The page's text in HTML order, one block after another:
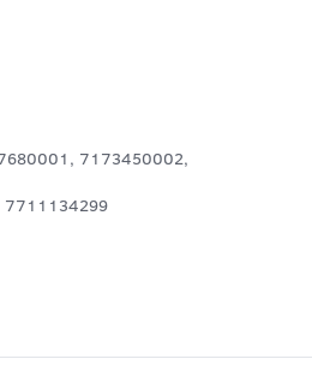
7173450002,
7711134299